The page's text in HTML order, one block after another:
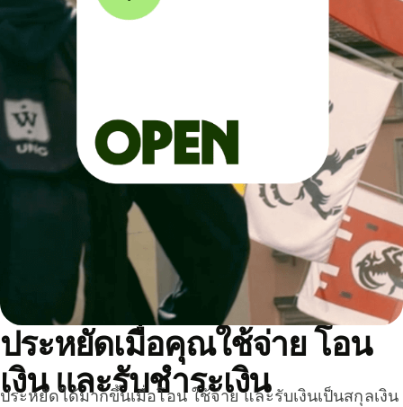
ประหยัดเมื่อคุณใช้จ่าย โอน
เงิน และรับชำระเงิน
ประหยัดได้มากขึ้นเมื่อโอน ใช้จ่าย และรับเงินเป็นสกุลเงิน